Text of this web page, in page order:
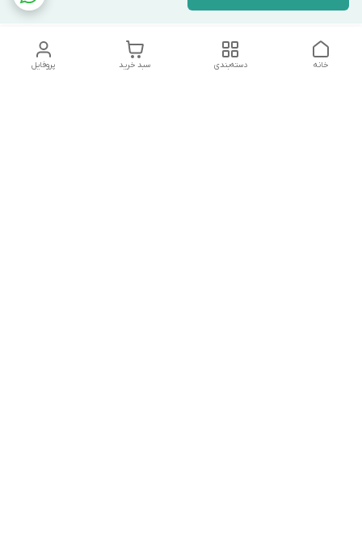
پروفایل سبد خرید دسته‌بندی خانه